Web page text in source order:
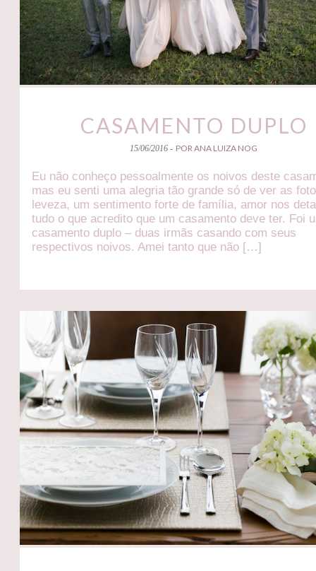
CASAMENTO DUPLO
15/06/2016 - POR ANA LUIZA NOG
Eu não conheço pessoalmente os noivos deste
mas eu senti uma alegria tão grande só de ver as
leveza, um sentimento forte de família, amor nos
tudo o que acredito que um casamento deve ter. Foi
casamento duplo – duas irmãs casando com seus
respectivos noivos. Amei tanto que não […]